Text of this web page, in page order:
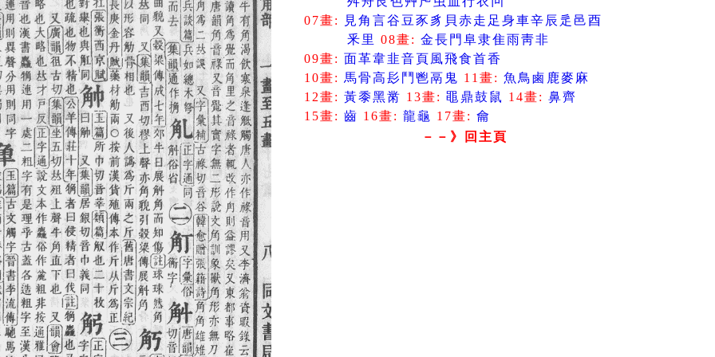
07畫:
見角 言谷 豆豕 豸 貝 赤走 足 身車辛 辰 辵 邑酉
釆里 08畫: 金長 門 阜隶隹雨靑非
09畫: 面革韋韭音頁 風飛食首香
10畫: 馬骨高髟 鬥 鬯鬲 鬼 11畫: 魚 鳥鹵 鹿麥 麻
12畫: 黃黍黑黹 13畫: 黽 鼎鼓鼠 14畫: 鼻齊
15畫: 齒 16畫: 龍龜 17畫: 龠
－－》回主頁